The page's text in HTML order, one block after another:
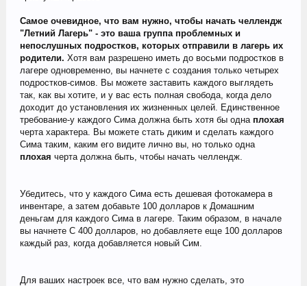
Самое очевидное, что вам нужно, чтобы начать челлендж
"Летний Лагерь" - это ваша группа проблемных и
непослушных подростков, которых отправили в лагерь их
родители. Хотя вам разрешено иметь до восьми подростков в
лагере одновременно, вы начнете с создания только четырех
подростков-симов. Вы можете заставить каждого выглядеть
так, как вы хотите, и у вас есть полная свобода, когда дело
доходит до установления их жизненных целей. Единственное
требование-у каждого Сима должна быть хотя бы одна плохая
черта характера. Вы можете стать диким и сделать каждого
Сима таким, каким его видите лично вы, но только одна
плохая черта должна быть, чтобы начать челлендж.
Убедитесь, что у каждого Сима есть дешевая фотокамера в
инвентаре, а затем добавьте 100 долларов к Домашним
деньгам для каждого Сима в лагере. Таким образом, в начале
вы начнете С 400 долларов, но добавляете еще 100 долларов
каждый раз, когда добавляется новый Сим.
Для ваших настроек все, что вам нужно сделать, это